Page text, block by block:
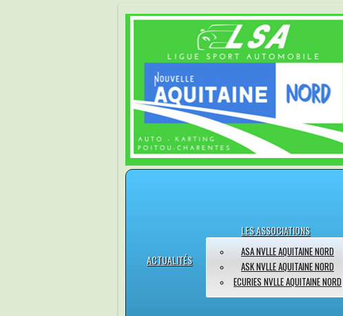
ACTUALITÉS
LES ASSOCIATIONS
ASA NVLLE AQUITAINE NORD
ASK NVLLE AQUITAINE NORD
ECURIES NVLLE AQUITAINE NORD